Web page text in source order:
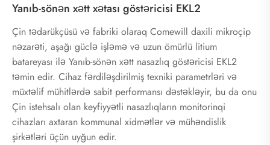
Yanıb-sönən xətt xətası göstəricisi EKL2
Çin tədarükçüsü və fabriki olaraq Comewill daxili mikroçip
nəzarəti, aşağı güclə işləmə və uzun ömürlü litium
batareyası ilə Yanıb-sönən xətt nasazlıq göstəricisi EKL2
təmin edir. Cihaz fərdiləşdirilmiş texniki parametrləri və
müxtəlif mühitlərdə sabit performansı dəstəkləyir, bu da onu
Çin istehsalı olan keyfiyyətli nasazlıqların monitorinqi
cihazları axtaran kommunal xidmətlər və mühəndislik
şirkətləri üçün uyğun edir.